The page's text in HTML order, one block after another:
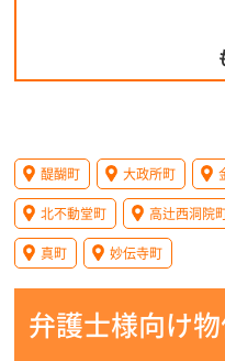
醍醐町 大政所町
北不動堂町 高辻西洞院
真町 妙伝寺町
弁護士様向け